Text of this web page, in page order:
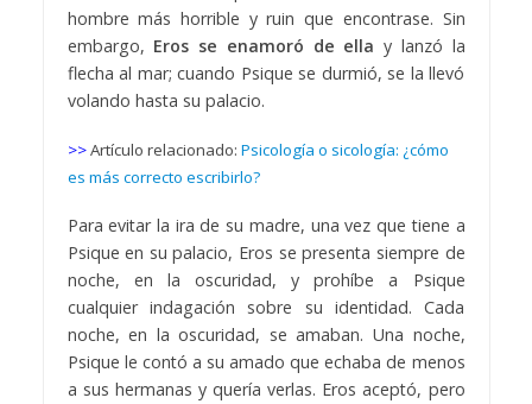
hombre más horrible y ruin que encontrase. Sin
embargo, Eros se enamoró de ella y lanzó la
flecha al mar; cuando Psique se durmió, se la llevó
volando hasta su palacio.
>>Artículo relacionado: Psicología o sicología: ¿cómo
es más correcto escribirlo?
Para evitar la ira de su madre, una vez que tiene a
Psique en su palacio, Eros se presenta siempre de
noche, en la oscuridad, y prohíbe a Psique
cualquier indagación sobre su identidad. Cada
noche, en la oscuridad, se amaban. Una noche,
Psique le contó a su amado que echaba de menos
a sus hermanas y quería verlas. Eros aceptó, pero